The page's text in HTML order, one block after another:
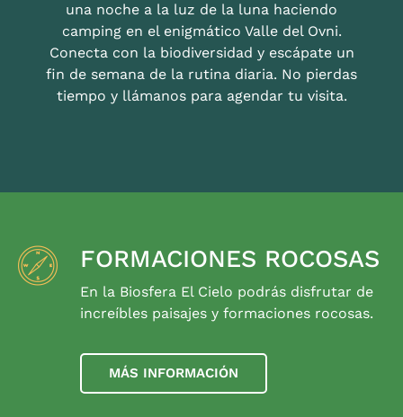
una noche a la luz de la luna haciendo
camping en el enigmático Valle del Ovni.
Conecta con la biodiversidad y escápate un
fin de semana de la rutina diaria. No pierdas
tiempo y llámanos para agendar tu visita.
FORMACIONES ROCOSAS
En la Biosfera El Cielo podrás disfrutar de
increíbles paisajes y formaciones rocosas.
MÁS INFORMACIÓN